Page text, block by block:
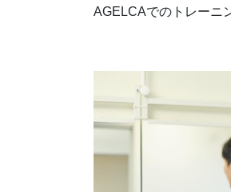
AGELCAでのトレーニ